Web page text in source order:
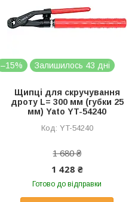
–15% Залишилось 43 дні
Щипці для скручування
дроту L= 300 мм (губки 25
мм) Yato YT-54240
YT-54240
1 680 ₴
1 428 ₴
Готово до відправки